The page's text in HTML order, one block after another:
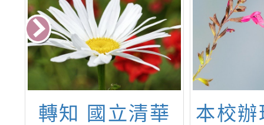
轉知 國立清華
本校